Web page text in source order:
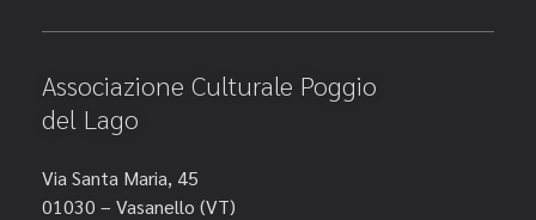
Associazione Culturale Poggio
del Lago
Via Santa Maria, 45
01030 – Vasanello (VT)